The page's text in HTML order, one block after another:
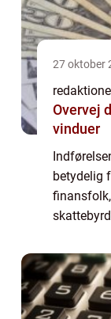
27 oktober
redaktionel
Overvej
vinduer
betydelig
med de
med...